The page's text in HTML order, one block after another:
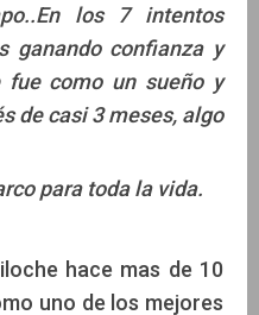
los 7 intentos
ganando confianza y
fue como un sueño y
de casi 3 meses, algo
para toda la vida.
hace mas de 10
uno de los mejores